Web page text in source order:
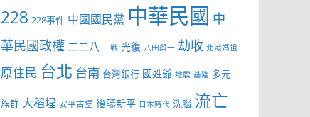
228 228事件 中國國民黨 中華民國 中
華民國政權 二二八 二戰 光復 八田與一 劫收 北港媽祖
原住民 台北 台南 台灣銀行 國姓爺 地震 基隆 多元
族群 大稻埕 安平古堡 後藤新平 日本時代 洗腦 流亡